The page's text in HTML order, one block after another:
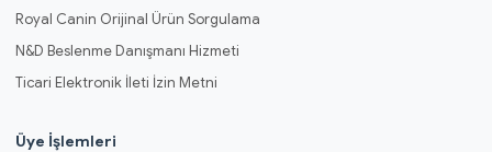
Royal Canin Orijinal Ürün Sorgulama
N&D Beslenme Danışmanı Hizmeti
Ticari Elektronik İleti İzin Metni
Üye İşlemleri